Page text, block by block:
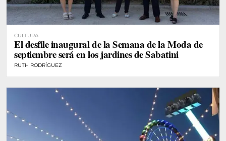
CULTURA
El desfile inaugural de la Semana de la Moda de
septiembre será en los jardines de Sabatini
RUTH RODRÍGUEZ